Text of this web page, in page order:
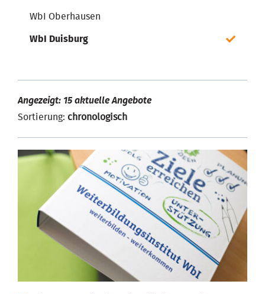
WbI Oberhausen
WbI Duisburg
Angezeigt: 15 aktuelle Angebote
Sortierung: chronologisch